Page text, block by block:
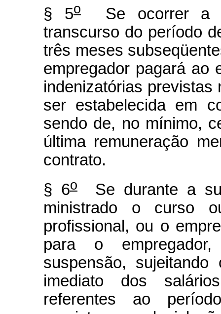
§ 5oSe ocorrer a
transcurso do período
três meses
empregador pagará ao
indenizatórias previstas
ser estabelecida em
sendo de, no mínimo,
última remuneração
contrato.
§ 6o
Se durante a
ministrado o curso
profissional, ou o
para o
suspensão,
imediato dos
referentes ao